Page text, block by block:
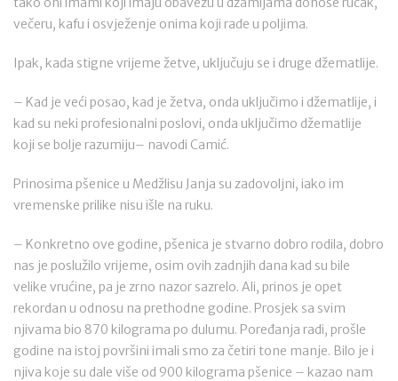
večeru, kafu i osvježenje onima koji rade u poljima.
Ipak, kada stigne vrijeme žetve, uključuju se i druge džematlije.
– Kad je veći posao, kad je žetva, onda uključimo i džematlije, i
kad su neki profesionalni poslovi, onda uključimo džematlije
koji se bolje razumiju– navodi Camić.
Prinosima pšenice u Medžlisu Janja su zadovoljni, iako im
vremenske prilike nisu išle na ruku.
– Konkretno ove godine, pšenica je stvarno dobro rodila, dobro
nas je poslužilo vrijeme, osim ovih zadnjih dana kad su bile
velike vrućine, pa je zrno nazor sazrelo. Ali, prinos je opet
rekordan u odnosu na prethodne godine. Prosjek sa svim
njivama bio 870 kilograma po dulumu. Poređanja radi, prošle
godine na istoj površini imali smo za četiri tone manje. Bilo je i
njiva koje su dale više od 900 kilograma pšenice – kazao nam